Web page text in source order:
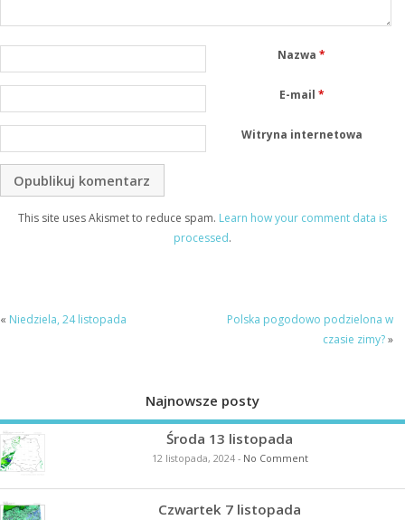
Nazwa*
E-mail *
Witryna internetowa
This site uses Akismet to reduce spam. Learn how your comment data is
processed.
« Niedziela, 24 listopada
Polska pogodowo podzielona w
czasie zimy?»
Najnowsze posty
Środa 13 listopada
12 listopada, 2024- No Comment
Czwartek 7 listopada